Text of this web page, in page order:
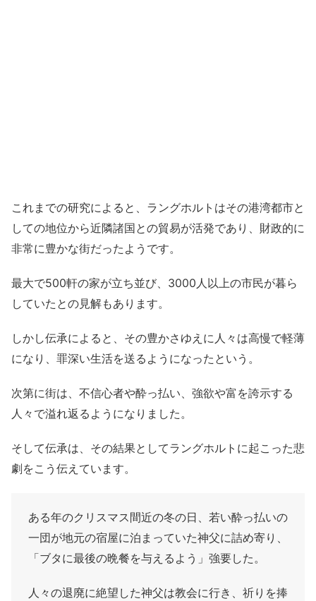
これまでの研究によると、ラングホルトはその港湾都市と
しての地位から近隣諸国との貿易が活発であり、財政的に
非常に豊かな街だったようです。
最大で500軒の家が立ち並び、3000人以上の市民が暮ら
していたとの見解もあります。
しかし伝承によると、その豊かさゆえに人々は高慢で軽薄
になり、罪深い生活を送るようになったという。
次第に街は、不信心者や酔っ払い、強欲や富を誇示する
人々で溢れ返るようになりました。
そして伝承は、その結果としてラングホルトに起こった悲
劇をこう伝えています。
ある年のクリスマス間近の冬の日、若い酔っ払いの
一団が地元の宿屋に泊まっていた神父に詰め寄り、
「ブタに最後の晩餐を与えるよう」強要した。
人々の退廃に絶望した神父は教会に行き、祈りを捧